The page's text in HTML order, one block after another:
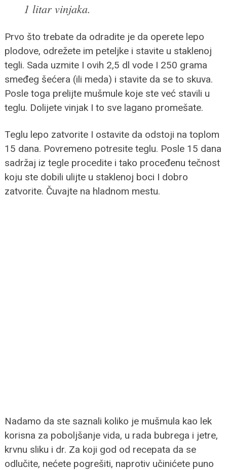
1 litar vinjaka.
Prvo što trebate da odradite je da operete lepo
plodove, odrežete im peteljke i stavite u staklenoj
tegli. Sada uzmite I ovih 2,5 dl vode I 250 grama
smeđeg šećera (ili meda) i stavite da se to skuva.
Posle toga prelijte mušmule koje ste već stavili u
teglu. Dolijete vinjak I to sve lagano promešate.
Teglu lepo zatvorite I ostavite da odstoji na toplom
15 dana. Povremeno potresite teglu. Posle 15 dana
sadržaj iz tegle procedite i tako proceđenu tečnost
koju ste dobili ulijte u staklenoj boci I dobro
zatvorite. Čuvajte na hladnom mestu.
Nadamo da ste saznali koliko je mušmula kao lek
korisna za poboljšanje vida, u rada bubrega i jetre,
krvnu sliku i dr. Za koji god od recepata da se
odlučite, nećete pogrešiti, naprotiv učinićete puno